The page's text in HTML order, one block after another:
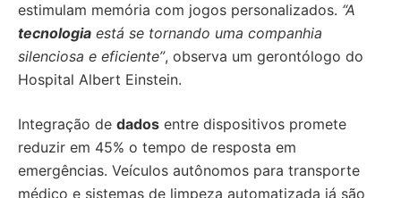
estimulam memória com jogos personalizados. “A
tecnologia está se tornando uma companhia
silenciosa e eficiente”, observa um gerontólogo do
Hospital Albert Einstein.
Integração de dados entre dispositivos promete
reduzir em 45% o tempo de resposta em
emergências. Veículos autônomos para transporte
médico e sistemas de limpeza automatizada já são